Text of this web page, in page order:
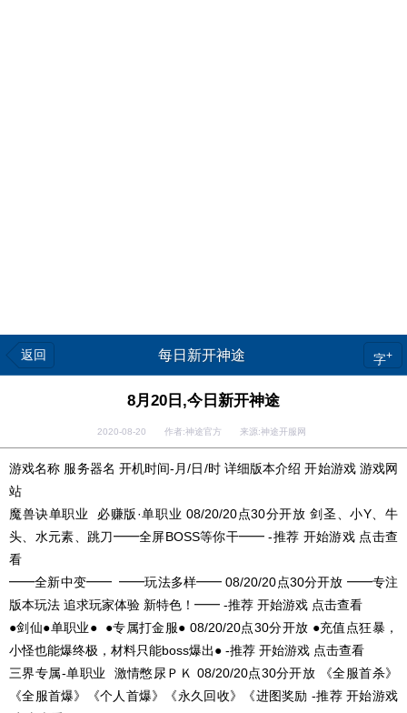
返回 每日新开神途 字+
8月20日,今日新开神途
2020-08-20 作者:神途官方 来源:神途开服网
游戏名称 服务器名 开机时间-月/日/时 详细版本介绍 开始游戏 游戏网
站
魔兽诀单职业
必赚版·单职业 08/20/20点30分开放 剑圣、小Y、牛
头、水元素、跳刀━━全屏BOSS等你干━━ -推荐 开始游戏 点击查
看
━━全新中变━━ ━━玩法多样━━ 08/20/20点30分开放 ━━专注
版本玩法 追求玩家体验 新特色！━━ -推荐 开始游戏 点击查看
●剑仙●单职业●
●专属打金服● 08/20/20点30分开放 ●充值点狂暴，
小怪也能爆终极，材料只能boss爆出● -推荐 开始游戏 点击查看
三界专属-单职业
激情憋尿ＰＫ 08/20/20点30分开放
《全服首杀》
《全服首爆》《个人首爆》《永久回收》《进图奖励 -推荐 开始游戏